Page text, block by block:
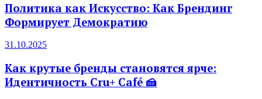
Политика как Искусство: Как Брендинг
Формирует Демократию
31.10.2025
Как крутые бренды становятся ярче:
Идентичность Cru+ Café 🍰